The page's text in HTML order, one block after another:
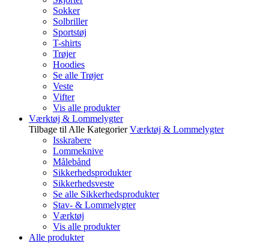
Sokker
Solbriller
Sportstøj
T-shirts
Trøjer
Hoodies
Se alle Trøjer
Veste
Vifter
Vis alle produkter
Værktøj & Lommelygter
Tilbage til Alle Kategorier Værktøj & Lommelygter
Isskrabere
Lommeknive
Målebånd
Sikkerhedsprodukter
Sikkerhedsveste
Se alle Sikkerhedsprodukter
Stav- & Lommelygter
Værktøj
Vis alle produkter
Alle produkter